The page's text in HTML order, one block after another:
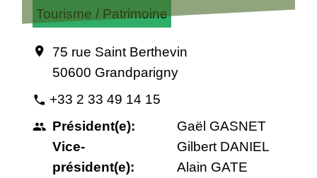
Tourisme / Patrimoine
location_on
75 rue Saint Berthevin
50600 Grandparigny
phone +33 2 33 49 14 15
people Président(e):
Vice-
président(e):
Gaël GASNET
Gilbert DANIEL
Alain GATE